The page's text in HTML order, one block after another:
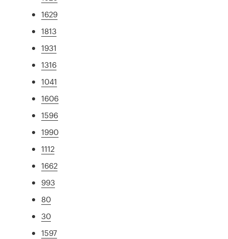
1629
1813
1931
1316
1041
1606
1596
1990
1112
1662
993
80
30
1597